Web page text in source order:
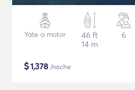
Yate a motor
46 ft
14 m
6
$1,378 /noche